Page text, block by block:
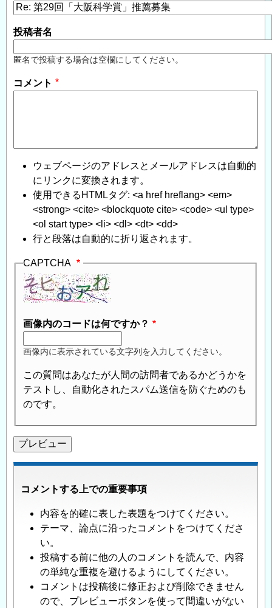
投稿者名
匿名で投稿する場合は空欄にしてください。
コメント
ウェブページのアドレスとメールアドレスは自動的
にリンクに変換されます。
使用できるHTMLタグ: <a href hreflang> <em>
<strong> <cite> <blockquote cite> <code> <ul type>
<ol start type> <li> <dl> <dt> <dd>
行と段落は自動的に折り返されます。
CAPTCHA
画像内のコードは何ですか？
画像内に表示されている文字列を入力してください。
この質問はあなたが人間の訪問者であるかどうかを
テストし、自動化されたスパム送信を防ぐためのも
のです。
コメントする上での重要事項
内容を的確に表した表題をつけてください。
テーマ、論点に沿ったコメントをつけてくださ
い。
投稿する前に他の人のコメントを読んで、内容
の単純な重複を避けるようにしてください。
コメントは投稿後に修正および削除できません
ので、プレビューボタンを使って間違いがない